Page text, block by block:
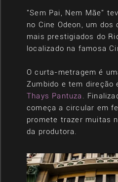
"Sem Pai, Nem Mãe"
no Cine Odeon, um dos
mais prestigiados do
localizado na famosa
O curta-metragem é
Zumbido e tem direção
Thays Pantuza .
começa a circular em
promete trazer muitas
da produtora.